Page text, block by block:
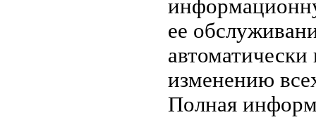
ее
изменению
Полная